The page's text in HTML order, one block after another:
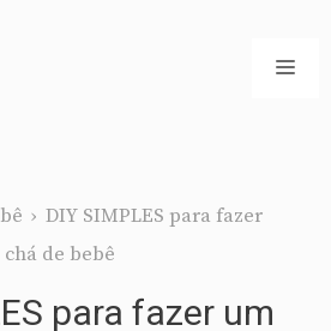
› DIY SIMPLES para fazer
de bebê
para fazer um